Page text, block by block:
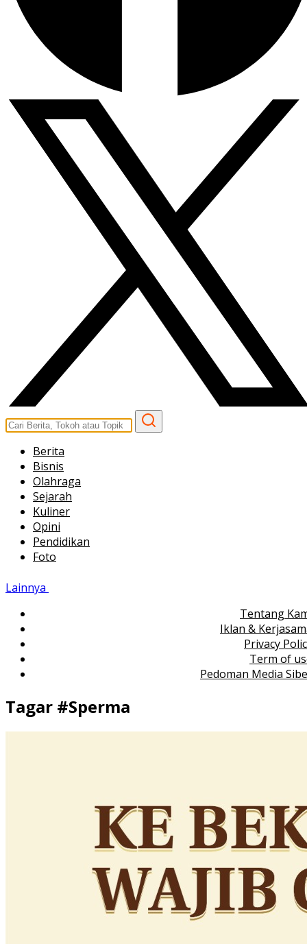
Berita
Bisnis
Olahraga
Sejarah
Kuliner
Opini
Pendidikan
Foto
Lainnya
Tentang
Iklan &
Privacy
Term of
Pedoman Media
Tagar #Sperma